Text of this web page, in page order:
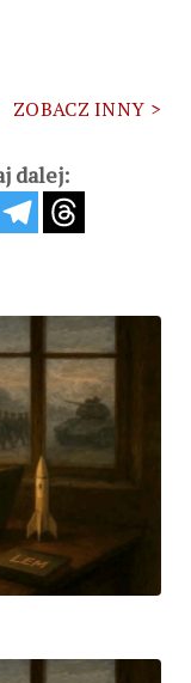
ZOBACZ INNY >
dalej: